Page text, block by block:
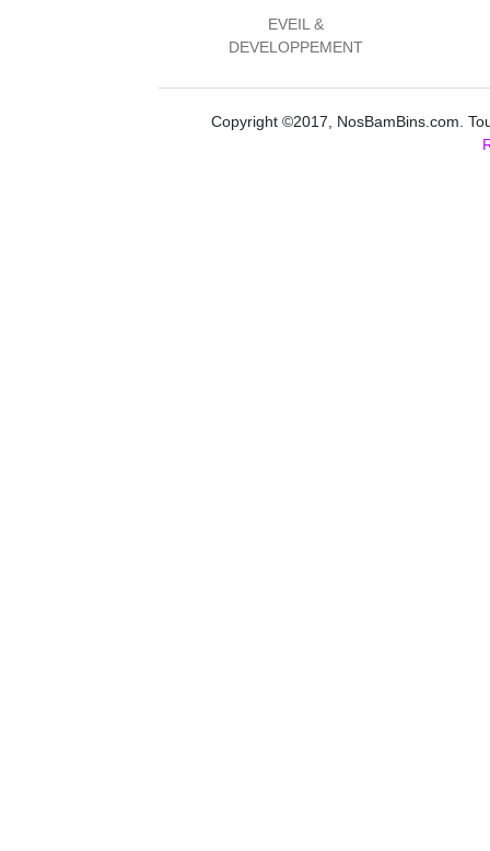
EVEIL &
DEVELOPPEMENT
Copyright ©2017, NosBamBins.com.